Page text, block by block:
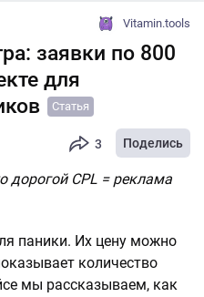
Vitamin.tools
заявки по 800
для
Статья
3 Поделись
дорогой CPL = реклама
паники. Их цену можно
количество
мы рассказываем, как